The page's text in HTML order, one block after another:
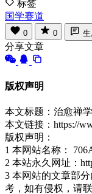
标签
国学赛道
0 0
分享文章
版权声明
本文标题：治愈禅
本文链接：https://
版权声明：
1 本网站名称：
2 本站永久网址：
3 本网站的文章部
考，如有侵权，请